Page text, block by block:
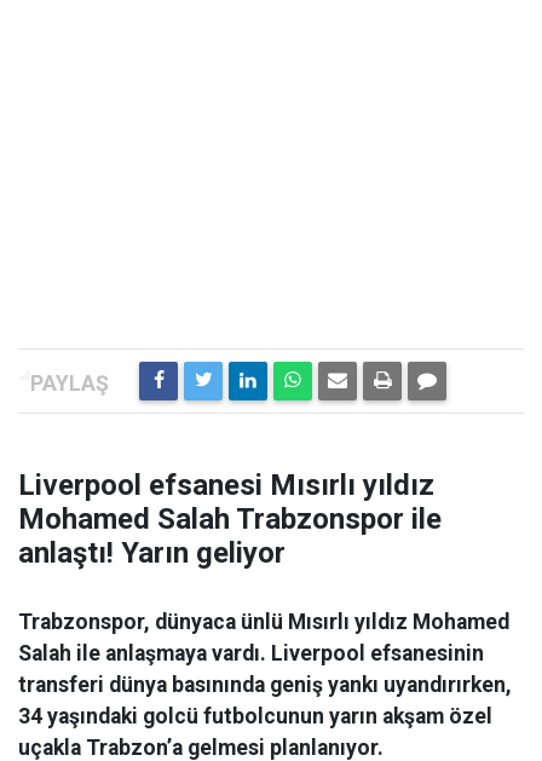
Liverpool efsanesi Mısırlı yıldız
Mohamed Salah Trabzonspor ile
anlaştı! Yarın geliyor
Trabzonspor, dünyaca ünlü Mısırlı yıldız Mohamed
Salah ile anlaşmaya vardı. Liverpool efsanesinin
transferi dünya basınında geniş yankı uyandırırken,
34 yaşındaki golcü futbolcunun yarın akşam özel
uçakla Trabzon’a gelmesi planlanıyor.